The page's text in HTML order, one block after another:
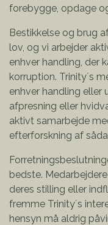
forebygge, opdage
Bestikkelse og brug
lov, og vi arbejder
enhver handling, der
korruption. Trinity´s
enhver handling eller
afpresning eller
aktivt samarbejde
efterforskning af
bedste.
deres stilling eller
fremme Trinity´s
hensyn må aldrig